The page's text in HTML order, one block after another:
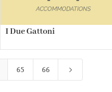
I Due Gattoni
65 66 5